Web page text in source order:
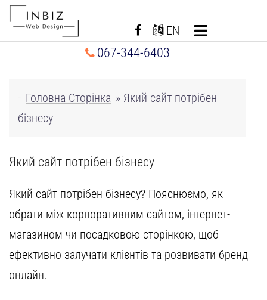
Перейти
EN
067-344-6403
- Головна Сторінка » Який сайт потрібен
бізнесу
Який сайт потрібен бізнесу
Який сайт потрібен бізнесу? Пояснюємо, як
обрати між корпоративним сайтом, інтернет-
магазином чи посадковою сторінкою, щоб
ефективно залучати клієнтів та розвивати бренд
онлайн.